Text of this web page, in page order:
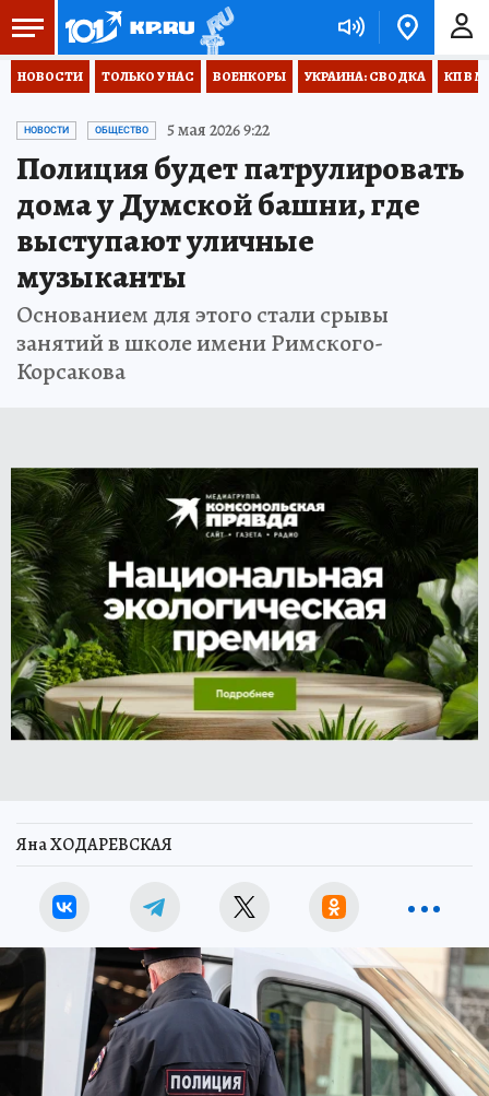
НОВОСТИ ТОЛЬКО У НАС ВОЕНКОРЫ УКРАИНА: СВОДКА КП В
НОВОСТИ ОБЩЕСТВО 5 мая 2026 9:22
Полиция будет патрулировать
дома у Думской башни, где
выступают уличные
музыканты
Основанием для этого стали срывы
занятий в школе имени Римского-
Корсакова
Яна ХОДАРЕВСКАЯ